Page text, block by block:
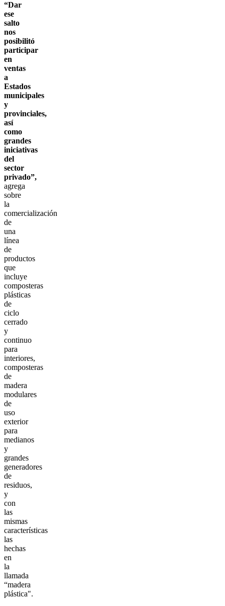
“Dar
ese
salto
nos
posibilitó
participar
en
ventas
a
Estados
municipales
y
provinciales,
así
como
grandes
iniciativas
del
sector
privado”,
agrega
sobre
la
comercialización
de
una
línea
de
productos
que
incluye
composteras
plásticas
de
ciclo
cerrado
y
continuo
para
interiores,
composteras
de
madera
modulares
de
uso
exterior
para
medianos
y
grandes
generadores
de
residuos,
y
con
las
mismas
características
las
hechas
en
la
llamada
“madera
plástica".